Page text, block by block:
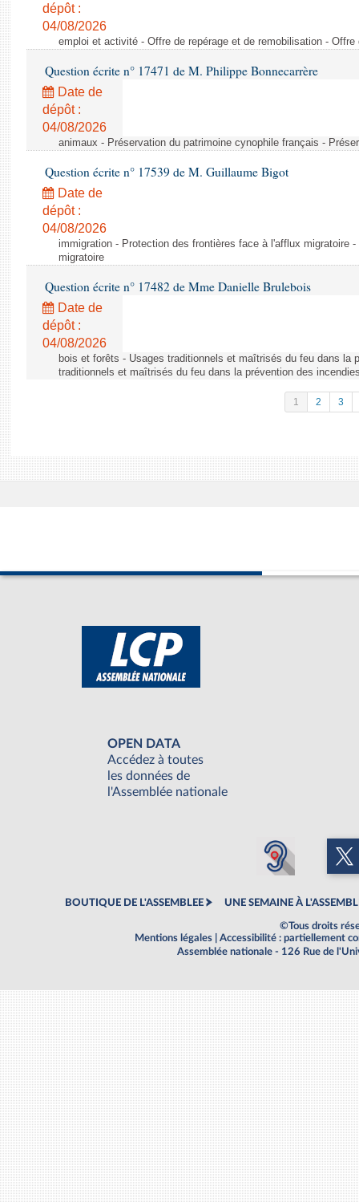
dépôt :
04/08/2026
emploi et activité - Offre de repérage et de remobilisation -
Question écrite n° 17471 de M. Philippe Bonnecarrère
Date de
dépôt :
04/08/2026
animaux - Préservation du patrimoine cynophile français -
Question écrite n° 17539 de M. Guillaume Bigot
Date de
dépôt :
04/08/2026
immigration - Protection des frontières face à l'afflux migratoire
migratoire
Question écrite n° 17482 de Mme Danielle Brulebois
Date de
dépôt :
04/08/2026
bois et forêts - Usages traditionnels et maîtrisés du feu dans la
traditionnels et maîtrisés du feu dans la prévention des
1 2 3
OPEN DATA
Accédez à toutes
les données de
l'Assemblée nationale
BOUTIQUE DE L'ASSEMBLEE UNE SEMAINE À
©Tous droits
Mentions légales
Accessibilité : partiellement
Assemblée nationale - 126 Rue de